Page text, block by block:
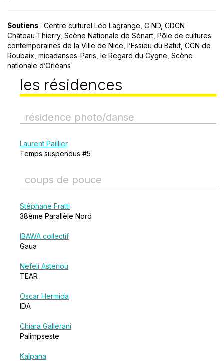
Soutiens : Centre culturel Léo Lagrange, C ND, CDCN
Château-Thierry, Scène Nationale de Sénart, Pôle de cultures
contemporaines de la Ville de Nice, l’Essieu du Batut, CCN de
Roubaix, micadanses-Paris, le Regard du Cygne, Scène
nationale d’Orléans
les résidences
résidence photo/danse
Laurent Paillier
Temps suspendus #5
coups de pouce
Stéphane Fratti
38ème Parallèle Nord
IBAWA collectif
Gaua
Nefeli Asteriou
TEAR
Oscar Hermida
IDA
Chiara Gallerani
Palimpseste
Kalpana